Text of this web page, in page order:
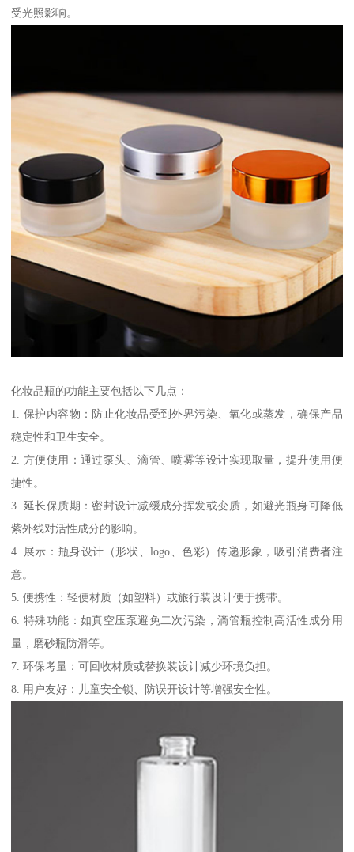
受光照影响。
化妆品瓶的功能主要包括以下几点：
1. 保护内容物：防止化妆品受到外界污染、氧化或蒸发，确保产品
稳定性和卫生安全。
2. 方便使用：通过泵头、滴管、喷雾等设计实现取量，提升使用便
捷性。
3. 延长保质期：密封设计减缓成分挥发或变质，如避光瓶身可降低
紫外线对活性成分的影响。
4. 展示：瓶身设计（形状、logo、色彩）传递形象，吸引消费者注
意。
5. 便携性：轻便材质（如塑料）或旅行装设计便于携带。
6. 特殊功能：如真空压泵避免二次污染，滴管瓶控制高活性成分用
量，磨砂瓶防滑等。
7. 环保考量：可回收材质或替换装设计减少环境负担。
8. 用户友好：儿童安全锁、防误开设计等增强安全性。